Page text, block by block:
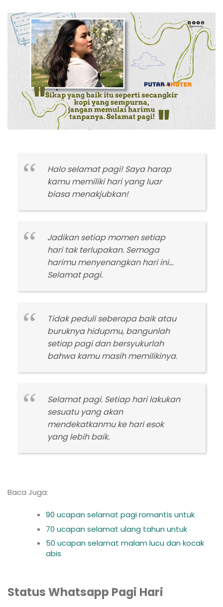
Halo selamat pagi! Saya harap
kamu memiliki hari yang luar
biasa menakjubkan!
Jadikan setiap momen setiap
hari tak terlupakan. Semoga
harimu menyenangkan hari ini…
Selamat pagi.
Tidak peduli seberapa baik atau
buruknya hidupmu, bangunlah
setiap pagi dan bersyukurlah
bahwa kamu masih memilikinya.
Selamat pagi. Setiap hari lakukan
sesuatu yang akan
mendekatkanmu ke hari esok
yang lebih baik.
Baca Juga:
90 ucapan selamat pagi romantis untuk
70 ucapan selamat ulang tahun untuk
50 ucapan selamat malam lucu dan kocak
abis
Status Whatsapp Pagi Hari